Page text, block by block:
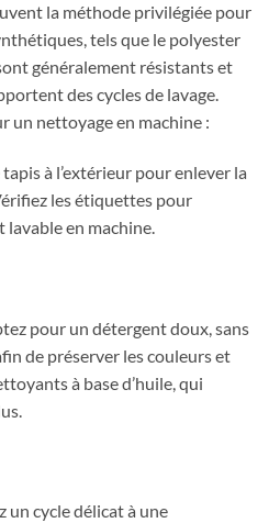
la méthode privilégiée pour
tels que le polyester
généralement résistants et
des cycles de lavage.
un nettoyage en machine :
à l’extérieur pour enlever la
les étiquettes pour
lavable en machine.
pour un détergent doux, sans
de préserver les couleurs et
à base d’huile, qui
un cycle délicat à une